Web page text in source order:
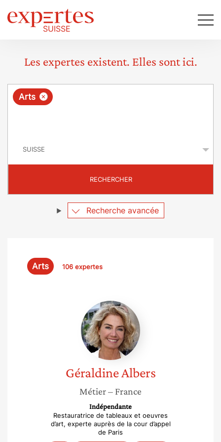
Les expertes existent. Elles sont ici.
R
ê
e
×
Arts
RECHERCHER
Recherche avancée
Arts 106 expertes
Géraldine
Albers
GéraldineAlbers
Métier– France
Indépendante
Restauratrice de tableaux et oeuvres
d’art, experte auprès de la cour d’appel
de Paris